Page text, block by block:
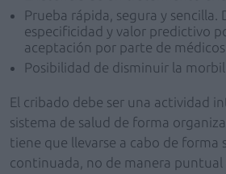
Prueba rápida, segura y sencilla.
especificidad y valor predictivo
aceptación por parte de médicos
Posibilidad de disminuir la
El cribado debe ser una actividad
sistema de salud de forma
tiene que llevarse a cabo de forma
continuada, no de manera